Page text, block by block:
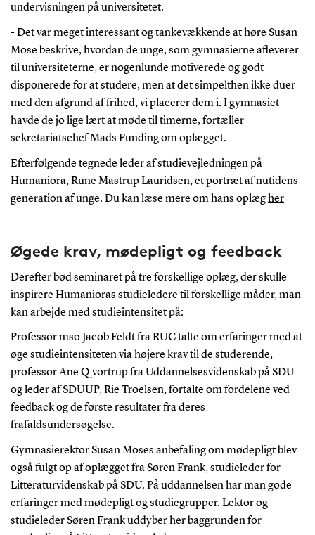
undervisningen på universitetet.
- Det var meget interessant og tankevækkende at høre Susan
Mose beskrive, hvordan de unge, som gymnasierne afleverer
til universiteterne, er nogenlunde motiverede og godt
disponerede for at studere, men at det simpelthen ikke duer
med den afgrund af frihed, vi placerer dem i. I gymnasiet
havde de jo lige lært at møde til timerne, fortæller
sekretariatschef Mads Funding om oplægget.
Efterfølgende tegnede leder af studievejledningen på
Humaniora, Rune Mastrup Lauridsen, et portræt af nutidens
generation af unge. Du kan læse mere om hans oplægher
Øgede krav, mødepligt og feedback
Derefter bød seminaret på tre forskellige oplæg, der skulle
inspirere Humanioras studieledere til forskellige måder, man
kan arbejde med studieintensitet på:
Professor mso Jacob Feldt fra RUC talte om erfaringer med at
øge studieintensiteten via højere krav til de studerende,
professor Ane Qvortrup fra Uddannelsesvidenskab på SDU
og leder af SDUUP, Rie Troelsen, fortalte om fordelene ved
feedback og de første resultater fra deres
frafaldsundersøgelse.
Gymnasierektor Susan Moses anbefaling om mødepligt blev
også fulgt op af oplægget fra Søren Frank, studieleder for
Litteraturvidenskab på SDU. På uddannelsen har man gode
erfaringer med mødepligt og studiegrupper. Lektor og
studieleder Søren Frank uddyber her baggrunden for